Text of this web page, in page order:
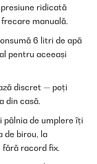
ridicată
manuală.
6 litri de apă
pentru aceeași
discret — poți
din casă.
pâlnia de umplere îți
de birou, la
racord fix.